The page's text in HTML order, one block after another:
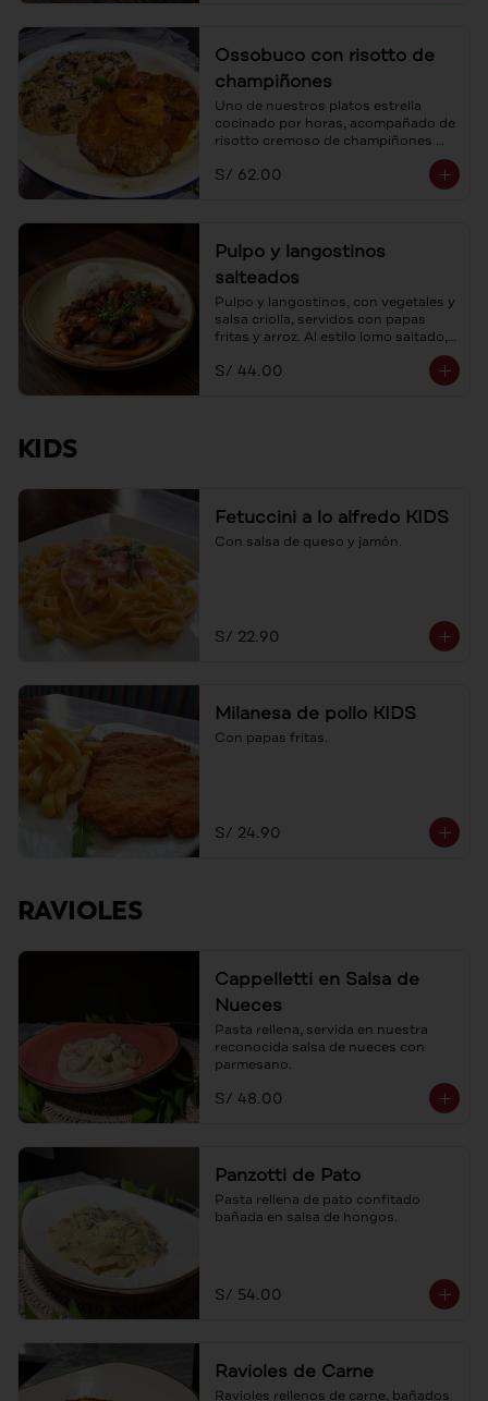
Ossobuco con risotto de
champiñones
Uno de nuestros platos estrella
cocinado por horas, acompañado de
risotto cremoso de champiñones
S/ 62.00
Pulpo y langostinos
salteados
Pulpo y langostinos, con vegetales y
salsa criolla, servidos con papas
fritas y arroz. Al estilo lomo saltado,
S/ 44.00
KIDS
Fetuccini a lo alfredo KIDS
Con salsa de queso y jamón.
S/ 22.90
Milanesa de pollo KIDS
Con papas fritas.
S/ 24.90
RAVIOLES
Cappelletti en Salsa de
Nueces
Pasta rellena, servida en nuestra
reconocida salsa de nueces con
parmesano.
S/ 48.00
Panzotti de Pato
Pasta rellena de pato confitado
bañada en salsa de hongos.
S/ 54.00
Ravioles de Carne
Ravioles rellenos de carne, bañados